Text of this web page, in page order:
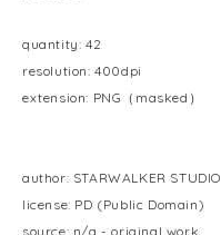
quantity: 42
resolution: 400dpi
extension: PNG（masked）
author: STARWALKER STUDIO
license: PD (Public Domain)
source: n/a - original work